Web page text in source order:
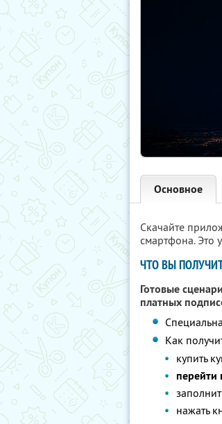
Основное
Скачайте
смартфона. Это
ЧТО ВЫ
Готовые
платных
Как
купить
нажать